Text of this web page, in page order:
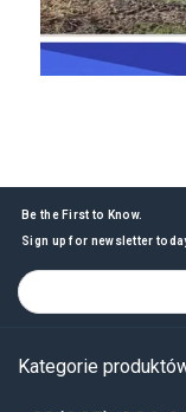
Be the First to Know.
Sign up for newsletter
Kategorie